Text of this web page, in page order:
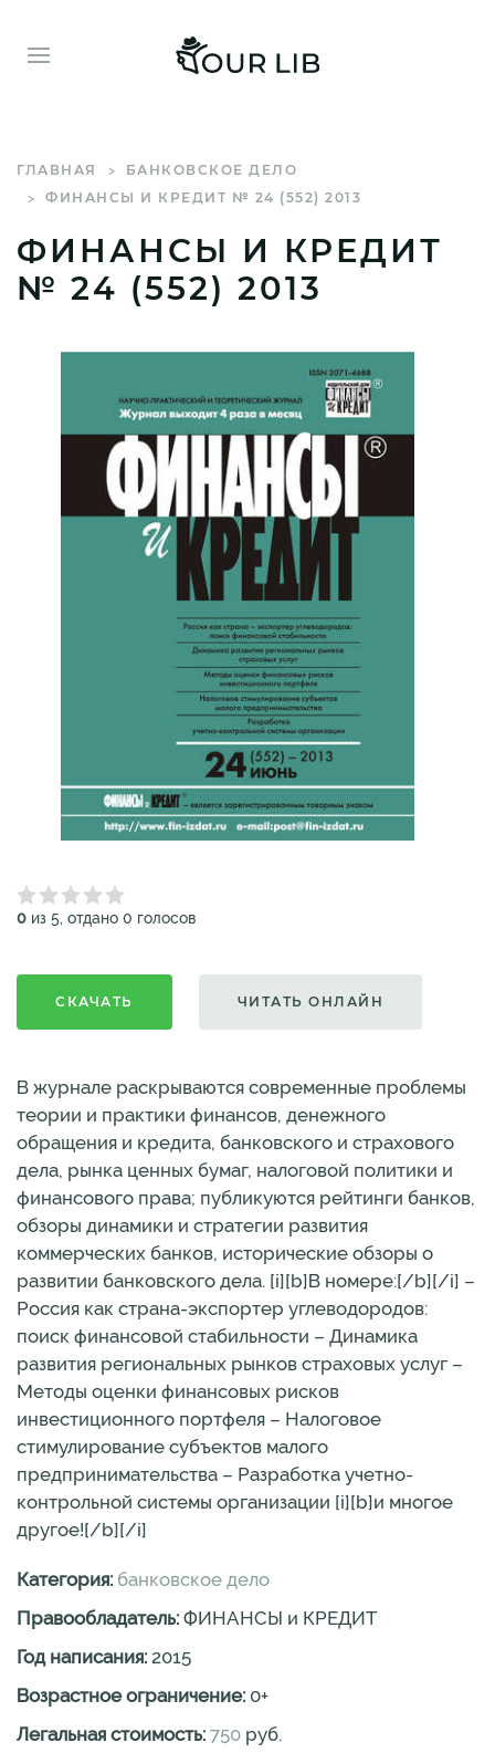
ГЛАВНАЯ
БАНКОВСКОЕ ДЕЛО
ФИНАНСЫ И КРЕДИТ № 24 (552) 2013
ФИНАНСЫ И КРЕДИТ
№ 24 (552) 2013
0 из 5, отдано 0 голосов
СКАЧАТЬ ЧИТАТЬ ОНЛАЙН
В журнале раскрываются современные проблемы
теории и практики финансов, денежного
обращения и кредита, банковского и страхового
дела, рынка ценных бумаг, налоговой политики и
финансового права; публикуются рейтинги банков,
обзоры динамики и стратегии развития
коммерческих банков, исторические обзоры о
развитии банковского дела. [i][b]В номере:[/b][/i] –
Россия как страна-экспортер углеводородов:
поиск финансовой стабильности – Динамика
развития региональных рынков страховых услуг –
Методы оценки финансовых рисков
инвестиционного портфеля – Налоговое
стимулирование субъектов малого
предпринимательства – Разработка учетно-
контрольной системы организации [i][b]и многое
другое![/b][/i]
Категория: банковское дело
Правообладатель: ФИНАНСЫ и КРЕДИТ
Год написания: 2015
Возрастное ограничение: 0+
Легальная стоимость: 750 руб.